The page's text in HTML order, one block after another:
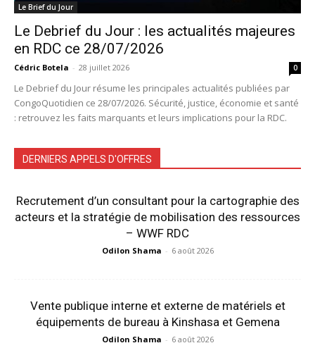
Le Brief du Jour
Le Debrief du Jour : les actualités majeures
en RDC ce 28/07/2026
Cédric Botela - 28 juillet 2026 0
Le Debrief du Jour résume les principales actualités publiées par
CongoQuotidien ce 28/07/2026. Sécurité, justice, économie et santé
: retrouvez les faits marquants et leurs implications pour la RDC.
DERNIERS APPELS D'OFFRES
Recrutement d’un consultant pour la cartographie des
acteurs et la stratégie de mobilisation des ressources
– WWF RDC
Odilon Shama - 6 août 2026
Vente publique interne et externe de matériels et
équipements de bureau à Kinshasa et Gemena
Odilon Shama - 6 août 2026